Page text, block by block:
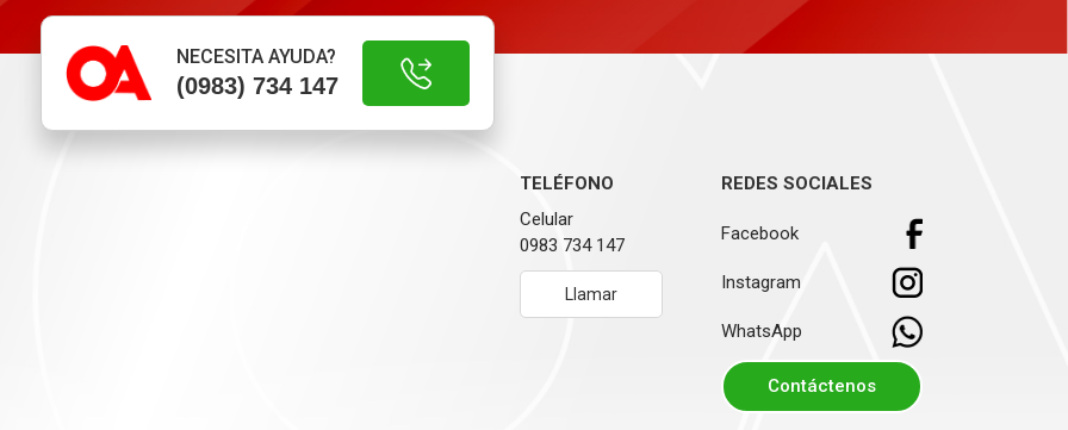
NECESITA AYUDA?
(0983) 734 147
TELÉFONO
Celular
0983 734 147
Llamar
REDES SOCIALES
Facebook
Instagram
WhatsApp
Contáctenos